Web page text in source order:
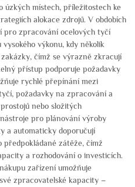
úzkých místech, příležitostech ke
alokace zdrojů. V obdobích
pro zpracování ocelových tyčí
výkonu, kdy několik
čímž se výrazně zkracují
přístup podporuje požadavky
rychlé přepínání mezi
požadavky na zpracování a
nebo složitých
pro plánování výroby
a automaticky doporučují
zátěže, čímž
a rozhodování o investicích.
zařízení umožňuje
zpracovatelské kapacity –